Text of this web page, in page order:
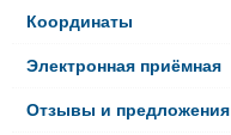
Координаты
Электронная приёмная
Отзывы и предложения